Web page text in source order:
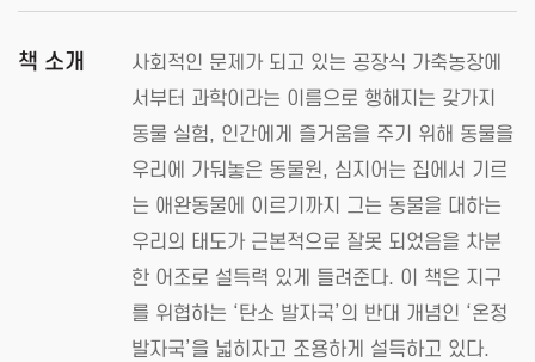
책 소개
사회적인 문제가 되고 있는 공장식 가축농장에
서부터 과학이라는 이름으로 행해지는 갖가지
동물 실험, 인간에게 즐거움을 주기 위해 동물을
우리에 가둬놓은 동물원, 심지어는 집에서 기르
는 애완동물에 이르기까지 그는 동물을 대하는
우리의 태도가 근본적으로 잘못 되었음을 차분
한 어조로 설득력 있게 들려준다. 이 책은 지구
를 위협하는 ‘탄소 발자국’의 반대 개념인 ‘온정
발자국’을 넓히자고 조용하게 설득하고 있다.